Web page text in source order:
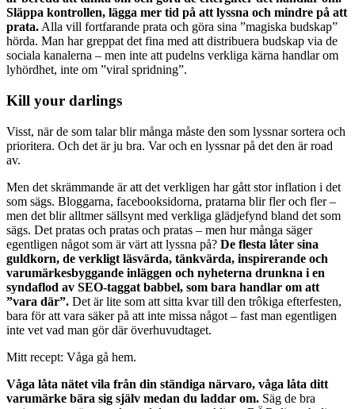
Släppa kontrollen, lägga mer tid på att lyssna och mindre på att
prata. Alla vill fortfarande prata och göra sina ”magiska budskap”
hörda. Man har greppat det fina med att distribuera budskap via de
sociala kanalerna – men inte att pudelns verkliga kärna handlar om
lyhördhet, inte om ”viral spridning”.
Kill your darlings
Visst, när de som talar blir många måste den som lyssnar sortera och
prioritera. Och det är ju bra. Var och en lyssnar på det den är road
av.
Men det skrämmande är att det verkligen har gått stor inflation i det
som sägs. Bloggarna, facebooksidorna, pratarna blir fler och fler –
men det blir alltmer sällsynt med verkliga glädjefynd bland det som
sägs. Det pratas och pratas och pratas – men hur många säger
egentligen något som är värt att lyssna på? De flesta låter sina
guldkorn, de verkligt läsvärda, tänkvärda, inspirerande och
varumärkesbyggande inläggen och nyheterna drunkna i en
syndaflod av SEO-taggat babbel, som bara handlar om att
”vara där”. Det är lite som att sitta kvar till den trôkiga efterfesten,
bara för att vara säker på att inte missa något – fast man egentligen
inte vet vad man gör där överhuvudtaget.
Mitt recept: Våga gå hem.
Våga låta nätet vila från din ständiga närvaro, våga låta ditt
varumärke bära sig själv medan du laddar om. Säg de bra